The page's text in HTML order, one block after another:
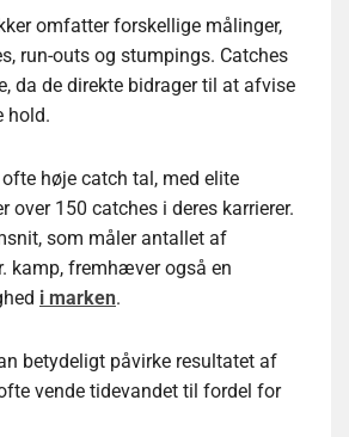
omfatter forskellige målinger,
run-outs og stumpings. Catches
da de direkte bidrager til at afvise
hold.
høje catch tal, med elite
over 150 catches i deres karrierer.
som måler antallet af
kamp, fremhæver også en
i marken.
betydeligt påvirke resultatet af
vende tidevandet til fordel for